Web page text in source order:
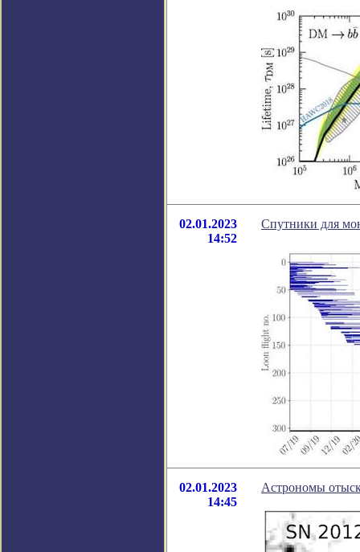
02.01.2023
14:52
Спутники для
02.01.2023
14:45
Астрономы